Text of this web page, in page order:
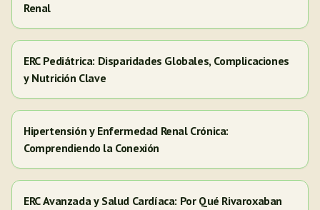
Renal
ERC Pediátrica: Disparidades Globales, Complicaciones
y Nutrición Clave
Hipertensión y Enfermedad Renal Crónica:
Comprendiendo la Conexión
ERC Avanzada y Salud Cardíaca: Por Qué Rivaroxaban